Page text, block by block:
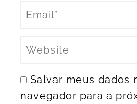
Salvar meus dados
navegador para a